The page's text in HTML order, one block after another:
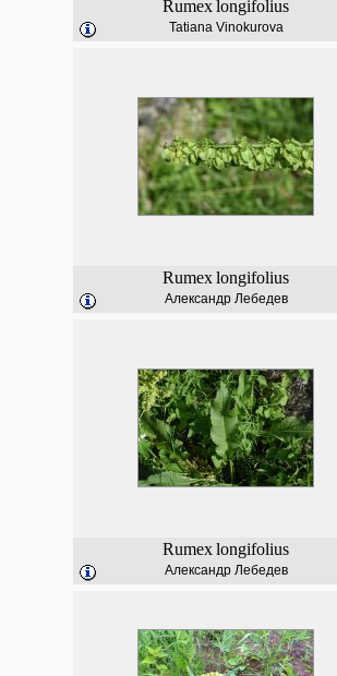
Rumexlongifolius
Tatiana Vinokurova
Rumexlongifolius
Александр Лебедев
Rumexlongifolius
Александр Лебедев